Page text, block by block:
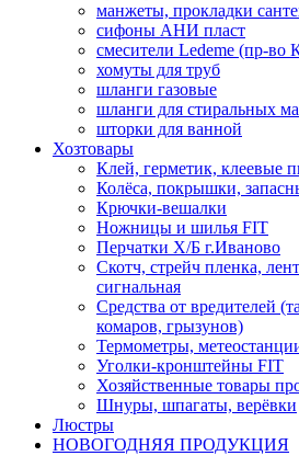
манжеты, прокладки
сифоны АНИ пласт
смесители Ledeme (пр-во
хомуты для труб
шланги газовые
шланги для стиральных
шторки для ванной
Хозтовары
Клей, герметик, клеевые
Колёса, покрышки,
Крючки-вешалки
Ножницы и шилья FIT
Перчатки Х/Б г.Иваново
Скотч, стрейч пленка,
сигнальная
Средства от вредителей
комаров, грызунов)
Термометры,
Уголки-кронштейны FIT
Хозяйственные товары
Шнуры, шпагаты, верёвки
Люстры
НОВОГОДНЯЯ ПРОДУКЦИЯ